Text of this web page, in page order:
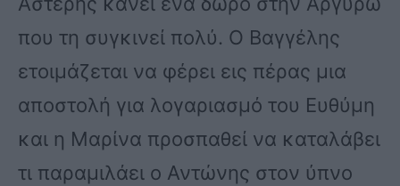
που τη συγκινεί πολύ. Ο Βαγγέλης
ετοιμάζεται να φέρει εις πέρας μια
αποστολή για λογαριασμό του Ευθύμη
και η Μαρίνα προσπαθεί να καταλάβει
τι παραμιλάει ο Αντώνης στον ύπνο